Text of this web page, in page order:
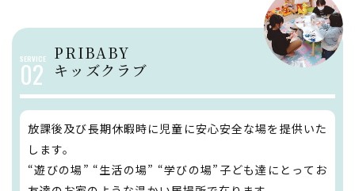
02
PRIBABY
​​​​​​​キッズクラブ
放課後及び長期休暇時に児童に安心安全な場を提供いた
します。
“遊びの場” “生活の場” “学びの場”子ども達にとってお